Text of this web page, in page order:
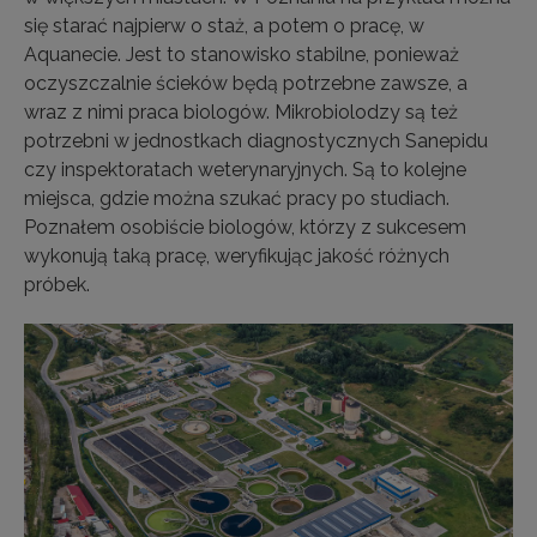
się starać najpierw o staż, a potem o pracę, w
Aquanecie. Jest to stanowisko stabilne, ponieważ
oczyszczalnie ścieków będą potrzebne zawsze, a
wraz z nimi praca biologów. Mikrobiolodzy są też
potrzebni w jednostkach diagnostycznych Sanepidu
czy inspektoratach weterynaryjnych. Są to kolejne
miejsca, gdzie można szukać pracy po studiach.
Poznałem osobiście biologów, którzy z sukcesem
wykonują taką pracę, weryfikując jakość różnych
próbek.